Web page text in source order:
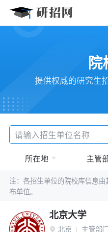
院
提供权威的研究生
所在地 主管
注：各招生单位的院校库信息
布单位。
北京大学
 北京 主管部门